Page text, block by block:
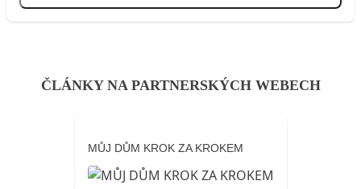
ČLÁNKY NA PARTNERSKÝCH WEBECH
MŮJ DŮM KROK ZA KROKEM